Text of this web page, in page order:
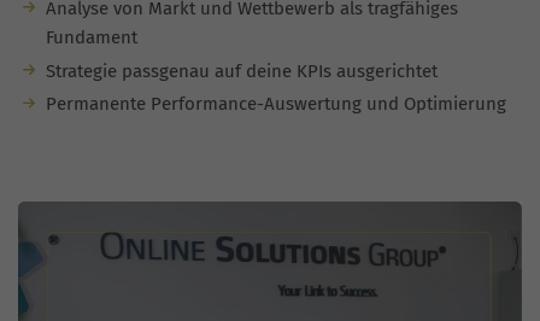
Analyse von Markt und Wettbewerb als tragfähiges
Fundament
Strategie passgenau auf deine KPIs ausgerichtet
Permanente Performance-Auswertung und Optimierung